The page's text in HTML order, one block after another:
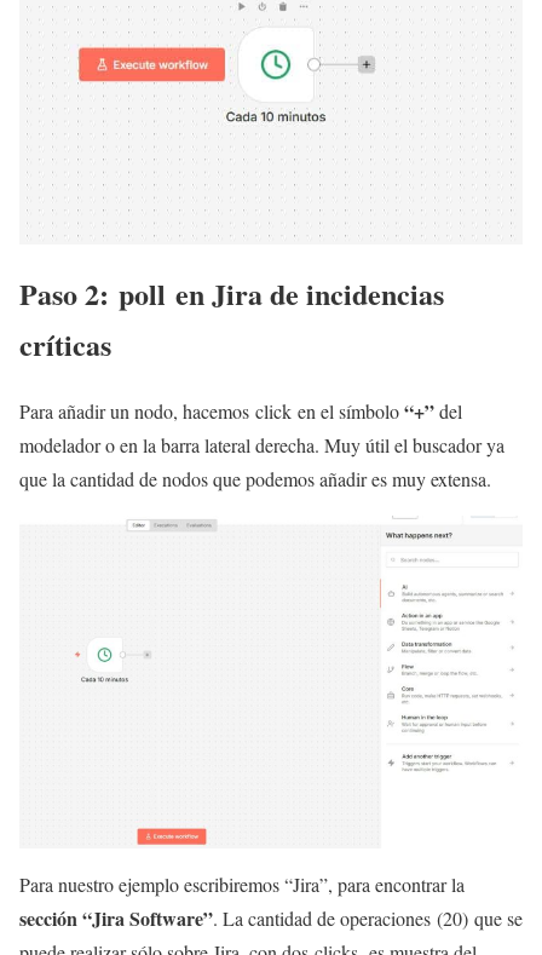
Paso 2: poll en Jira de incidencias
críticas
Para añadir un nodo, hacemos click en el símbolo“+”del
modelador o en la barra lateral derecha. Muy útil el buscador ya
que la cantidad de nodos que podemos añadir es muy extensa.
Para nuestro ejemplo escribiremos “Jira”, para encontrar la
sección “Jira Software”. La cantidad de operaciones (20) que se